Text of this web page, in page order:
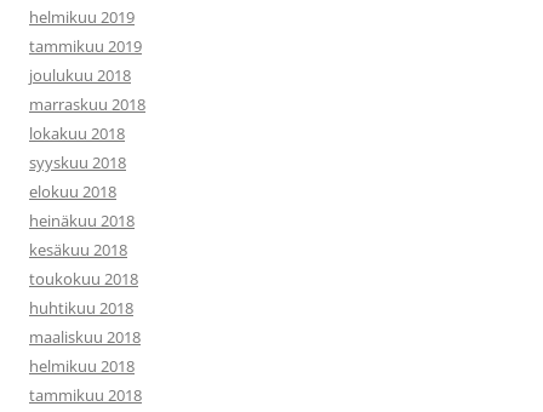
helmikuu 2019
tammikuu 2019
joulukuu 2018
marraskuu 2018
lokakuu 2018
syyskuu 2018
elokuu 2018
heinäkuu 2018
kesäkuu 2018
toukokuu 2018
huhtikuu 2018
maaliskuu 2018
helmikuu 2018
tammikuu 2018